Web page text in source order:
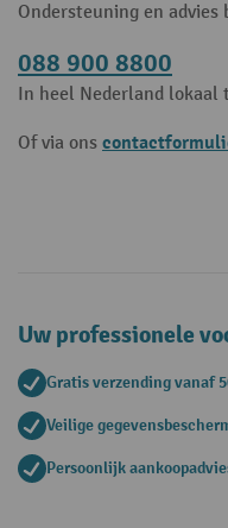
Ondersteuning en advies
088 900 8800
In heel Nederland lokaal
Of via ons
Uw professionele
Gratis verzending vanaf
Veilige
Persoonlijk